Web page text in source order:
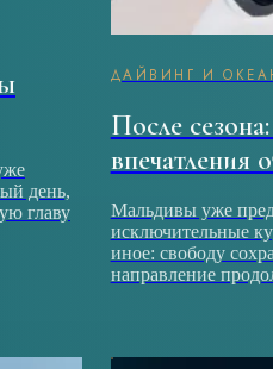
день,
главу
ДАЙВИНГ И
После
впечатления
Мальдивы уже
исключительные
иное: свободу
направление